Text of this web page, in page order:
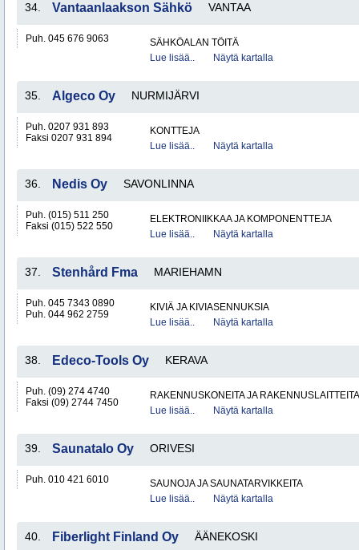
34. Vantaanlaakson Sähkö VANTAA
Puh. 045 676 9063
SÄHKÖALAN TÖITÄ
Lue lisää..
Näytä kartalla
35. Algeco Oy NURMIJÄRVI
Puh. 0207 931 893
Faksi 0207 931 894
KONTTEJA
Lue lisää..
Näytä kartalla
36. Nedis Oy SAVONLINNA
Puh. (015) 511 250
Faksi (015) 522 550
ELEKTRONIIKKAA JA KOMPONENTTEJA
Lue lisää..
Näytä kartalla
37. Stenhård Fma MARIEHAMN
Puh. 045 7343 0890
Puh. 044 962 2759
KIVIÄ JA KIVIASENNUKSIA
Lue lisää..
Näytä kartalla
38. Edeco-Tools Oy KERAVA
Puh. (09) 274 4740
Faksi (09) 2744 7450
RAKENNUSKONEITA JA RAKENNUSLAITTEITA
Lue lisää..
Näytä kartalla
39. Saunatalo Oy ORIVESI
Puh. 010 421 6010
SAUNOJA JA SAUNATARVIKKEITA
Lue lisää..
Näytä kartalla
40. Fiberlight Finland Oy ÄÄNEKOSKI